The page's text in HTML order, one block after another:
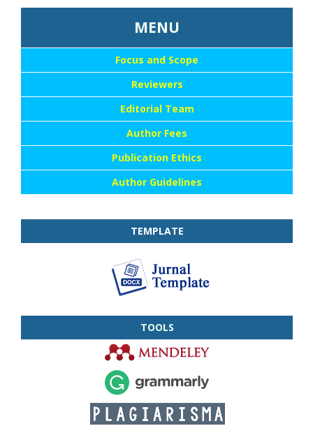
MENU
Focus and Scope
Reviewers
Editorial Team
Author Fees
Publication Ethics
Author Guidelines
TEMPLATE
TOOLS